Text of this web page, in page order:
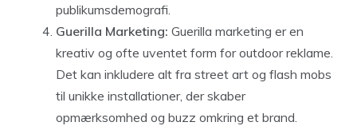
publikumsdemografi.
Guerilla Marketing: Guerilla marketing er en
kreativ og ofte uventet form for outdoor reklame.
Det kan inkludere alt fra street art og flash mobs
til unikke installationer, der skaber
opmærksomhed og buzz omkring et brand.